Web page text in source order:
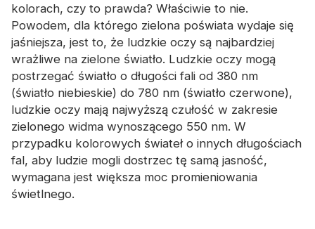
kolorach, czy to prawda? Właściwie to nie.
Powodem, dla którego zielona poświata wydaje się
jaśniejsza, jest to, że ludzkie oczy są najbardziej
wrażliwe na zielone światło. Ludzkie oczy mogą
postrzegać światło o długości fali od 380 nm
(światło niebieskie) do 780 nm (światło czerwone),
ludzkie oczy mają najwyższą czułość w zakresie
zielonego widma wynoszącego 550 nm. W
przypadku kolorowych świateł o innych długościach
fal, aby ludzie mogli dostrzec tę samą jasność,
wymagana jest większa moc promieniowania
świetlnego.